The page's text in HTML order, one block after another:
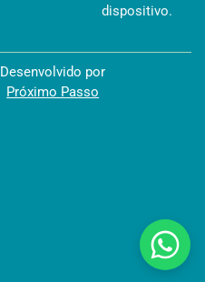
dispositivo.
Desenvolvido por
Próximo Passo